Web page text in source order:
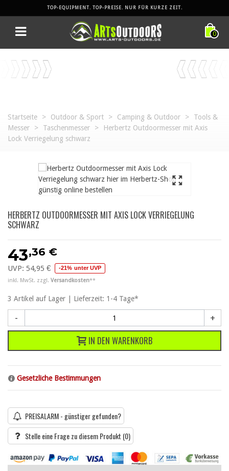
TOP-EQUIPMENT. TOP-PREISE. NUR FÜR KURZE ZEIT.
0
Startseite > Outdoor & Sport > Camping & Outdoor >
Tools &
Messer
> Taschenmesser >
Herbertz Outdoormesser mit Axis
Lock Verriegelung schwarz
HERBERTZ OUTDOORMESSER MIT AXIS LOCK VERRIEGELUNG
SCHWARZ
43,36 €
UVP: 54,95 € -21% unter UVP
inkl. MwSt. zzgl. Versandkosten**
3 Artikel auf Lager | Lieferzeit: 1-4 Tage*
- +
IN DEN WARENKORB
Gesetzliche Bestimmungen
PREISALARM - günstiger gefunden?
Stelle eine Frage zu diesem Produkt (0)